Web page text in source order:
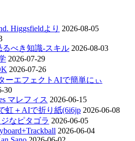
Higgsfieldより 2026-08-05
るべき知識-スキル 2026-08-03
2026-07-29
2026-07-26
ーエフェクトAIで簡単にぃ
30
マレフィス 2026-06-15
虹＋AIで折り紙(6i6jp 2026-06-08
なピタゴラ 2026-06-05
2026-06-04